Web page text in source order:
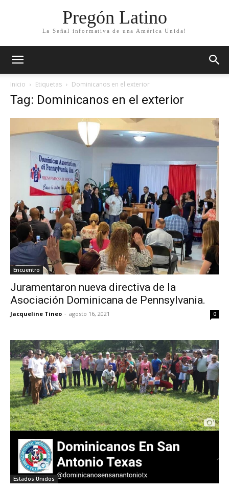
Pregón Latino
La Señal informativa de una América Unida!
Inicio Etiquetas Dominicanos en el exterior
Tag: Dominicanos en el exterior
Encuentro
Juramentaron nueva directiva de la
Asociación Dominicana de Pennsylvania.
Jacqueline Tineo - agosto 16, 2021 0
Estados Unidos